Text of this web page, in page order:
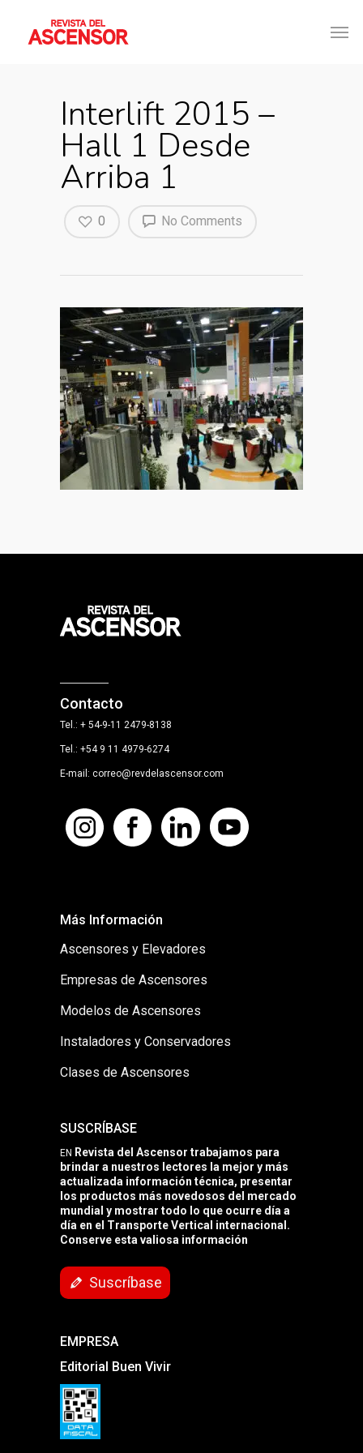
Interlift 2015 –
Hall 1 Desde
Arriba 1
No Comments
0
Contacto
Tel.: + 54-9-11 2479-8138
Tel.: +54 9 11 4979-6274
E-mail: correo@revdelascensor.com
Más Información
Ascensores y Elevadores
Empresas de Ascensores
Modelos de Ascensores
Instaladores y Conservadores
Clases de Ascensores
SUSCRÍBASE
EN Revista del Ascensor trabajamos para
brindar a nuestros lectores la mejor y más
actualizada información técnica, presentar
los productos más novedosos del mercado
mundial y mostrar todo lo que ocurre día a
día en el Transporte Vertical internacional.
Conserve esta valiosa información
Suscríbase
EMPRESA
Editorial Buen Vivir